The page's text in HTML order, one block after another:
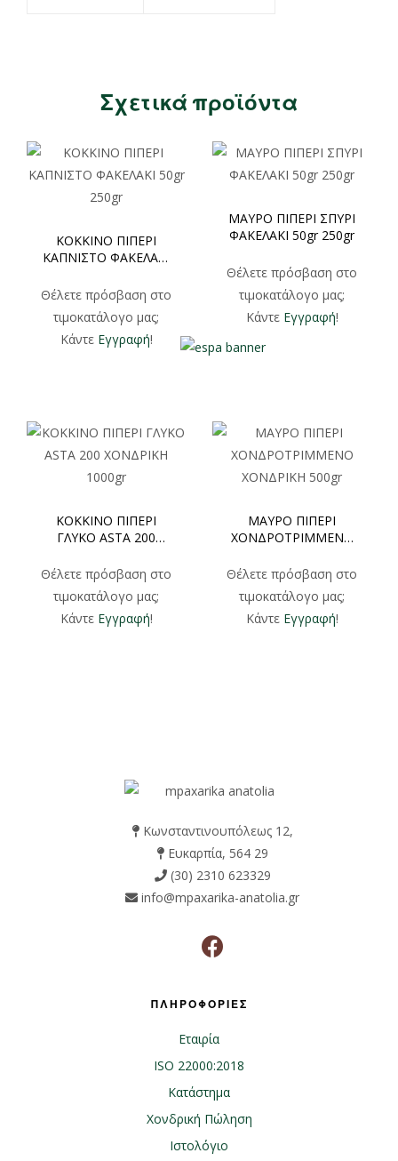
Σχετικά προϊόντα
ΚΟΚΚΙΝΟ ΠΙΠΕΡΙ
ΚΑΠΝΙΣΤΟ ΦΑΚΕΛΑΚΙ
Θέλετε πρόσβαση στο
τιμοκατάλογο μας;
Κάντε Εγγραφή!
ΜΑΥΡΟ ΠΙΠΕΡΙ ΣΠΥΡΙ
ΦΑΚΕΛΑΚΙ 50gr 250gr
Θέλετε πρόσβαση στο
τιμοκατάλογο μας;
Κάντε Εγγραφή!
ΚΟΚΚΙΝΟ ΠΙΠΕΡΙ
ΓΛΥΚΟ ASTA 200
Θέλετε πρόσβαση στο
τιμοκατάλογο μας;
Κάντε Εγγραφή!
ΜΑΥΡΟ ΠΙΠΕΡΙ
ΧΟΝΔΡΟΤΡΙΜΜΕΝΟ
Θέλετε πρόσβαση στο
τιμοκατάλογο μας;
Κάντε Εγγραφή!
Κωνσταντινουπόλεως 12,
Ευκαρπία, 564 29
(30) 2310 623329
info@mpaxarika-anatolia.gr
ΠΛΗΡΟΦΟΡΙΕΣ
Εταιρία
ISO 22000:2018
Κατάστημα
Χονδρική Πώληση
Ιστολόγιο